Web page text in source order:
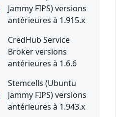
Jammy FIPS) versions
antérieures à 1.915.x
CredHub Service
Broker versions
antérieures à 1.6.6
Stemcells (Ubuntu
Jammy FIPS) versions
antérieures à 1.943.x